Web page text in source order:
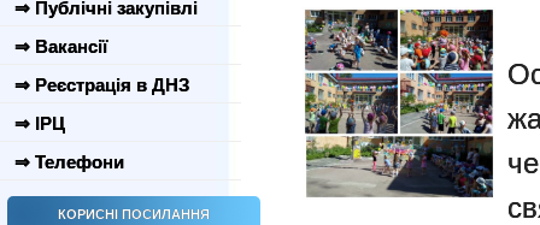
⇒ Публічні закупівлі
⇒ Вакансії
⇒ Реєстрація в ДНЗ
⇒ ІРЦ
⇒ Телефони
КОРИСНІ ПОСИЛАННЯ